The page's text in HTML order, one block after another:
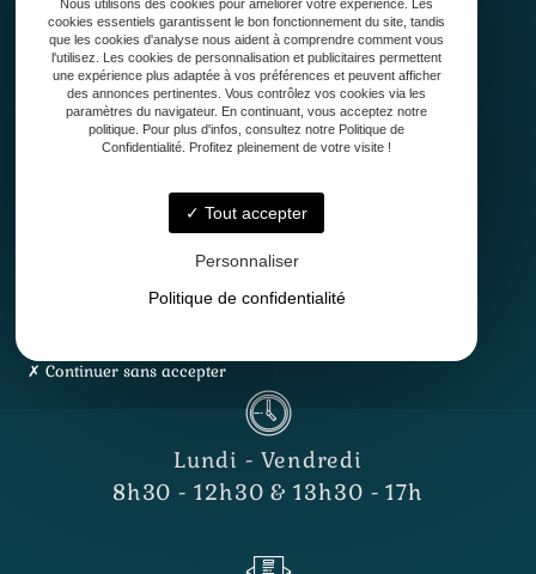
Accueil
Qui sommes-nous ?
Conception
Création
Entretien de jardin
Contact
Lundi - Vendredi
8h30 - 12h30 & 13h30 - 17h
Nous utilisons des cookies pour améliorer votre expérience. Les
cookies essentiels garantissent le bon fonctionnement du site, tandis
que les cookies d'analyse nous aident à comprendre comment vous
l'utilisez. Les cookies de personnalisation et publicitaires permettent
une expérience plus adaptée à vos préférences et peuvent afficher
des annonces pertinentes. Vous contrôlez vos cookies via les
paramètres du navigateur. En continuant, vous acceptez notre
politique. Pour plus d'infos, consultez notre Politique de
Confidentialité. Profitez pleinement de votre visite !
Tout accepter
Personnaliser
Politique de confidentialité
Continuer sans accepter